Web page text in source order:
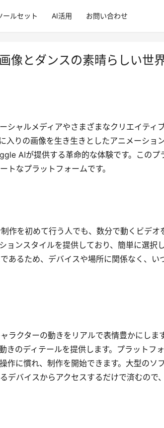
ールセット AI活用 お問い合わせ
像とダンスの素晴らしい世
シャルメディアやさまざまなクリエイティ
入りの画像を生き生きとしたアニメーショ
AIが提供する革命的な体験です。このプ
トなプラットフォームです。
作を初めて行う人でも、数分で動くビデオ
ョンスタイルを提供しており、簡単に選択
あるため、デバイスや場所に関係なく、い
ラクターの動きをリアルで表情豊かにしま
きのディテールを提供します。プラットフ
作に慣れ、制作を開始できます。大型のソ
デバイスからアクセスするだけで済むので